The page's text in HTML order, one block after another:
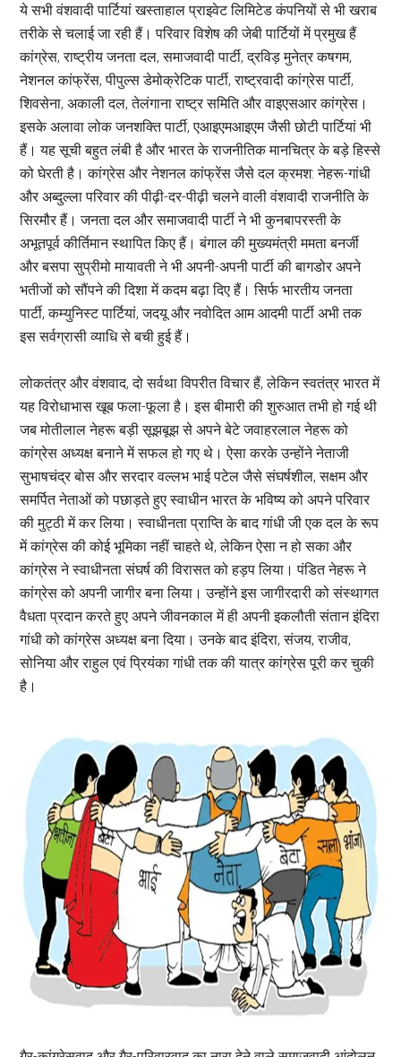
ये सभी वंशवादी पार्टियां खस्ताहाल प्राइवेट लिमिटेड कंपनियों से भी खराब
तरीके से चलाई जा रही हैं। परिवार विशेष की जेबी पार्टियों में प्रमुख हैं
कांग्रेस, राष्ट्रीय जनता दल, समाजवादी पार्टी, द्रविड़ मुनेत्र कषगम,
नेशनल कांफ्रेंस, पीपुल्स डेमोक्रेटिक पार्टी, राष्ट्रवादी कांग्रेस पार्टी,
शिवसेना, अकाली दल, तेलंगाना राष्ट्र समिति और वाइएसआर कांग्रेस।
इसके अलावा लोक जनशक्ति पार्टी, एआइएमआइएम जैसी छोटी पार्टियां भी
हैं। यह सूची बहुत लंबी है और भारत के राजनीतिक मानचित्र के बड़े हिस्से
को घेरती है। कांग्रेस और नेशनल कांफ्रेंस जैसे दल क्रमश: नेहरू-गांधी
और अब्दुल्ला परिवार की पीढ़ी-दर-पीढ़ी चलने वाली वंशवादी राजनीति के
सिरमौर हैं। जनता दल और समाजवादी पार्टी ने भी कुनबापरस्ती के
अभूतपूर्व कीर्तिमान स्थापित किए हैं। बंगाल की मुख्यमंत्री ममता बनर्जी
और बसपा सुप्रीमो मायावती ने भी अपनी-अपनी पार्टी की बागडोर अपने
भतीजों को सौंपने की दिशा में कदम बढ़ा दिए हैं। सिर्फ भारतीय जनता
पार्टी, कम्युनिस्ट पार्टियां, जदयू और नवोदित आम आदमी पार्टी अभी तक
इस सर्वग्रासी व्याधि से बची हुई हैं।
लोकतंत्र और वंशवाद, दो सर्वथा विपरीत विचार हैं, लेकिन स्वतंत्र भारत में
यह विरोधाभास खूब फला-फूला है। इस बीमारी की शुरुआत तभी हो गई थी
जब मोतीलाल नेहरू बड़ी सूझबूझ से अपने बेटे जवाहरलाल नेहरू को
कांग्रेस अध्यक्ष बनाने में सफल हो गए थे। ऐसा करके उन्होंने नेताजी
सुभाषचंद्र बोस और सरदार वल्लभ भाई पटेल जैसे संघर्षशील, सक्षम और
समर्पित नेताओं को पछाड़ते हुए स्वाधीन भारत के भविष्य को अपने परिवार
की मुट्ठी में कर लिया। स्वाधीनता प्राप्ति के बाद गांधी जी एक दल के रूप
में कांग्रेस की कोई भूमिका नहीं चाहते थे, लेकिन ऐसा न हो सका और
कांग्रेस ने स्वाधीनता संघर्ष की विरासत को हड़प लिया। पंडित नेहरू ने
कांग्रेस को अपनी जागीर बना लिया। उन्होंने इस जागीरदारी को संस्थागत
वैधता प्रदान करते हुए अपने जीवनकाल में ही अपनी इकलौती संतान इंदिरा
गांधी को कांग्रेस अध्यक्ष बना दिया। उनके बाद इंदिरा, संजय, राजीव,
सोनिया और राहुल एवं प्रियंका गांधी तक की यात्र कांग्रेस पूरी कर चुकी
है।